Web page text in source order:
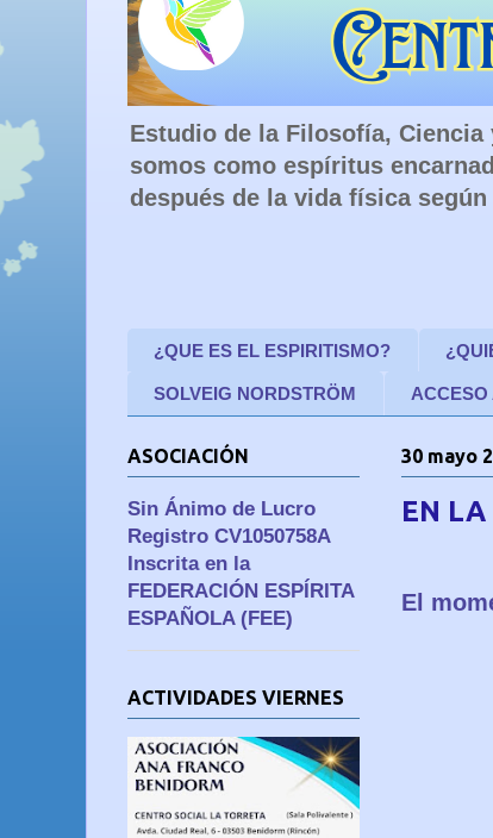
Estudio de la Filosofía,
somos como espíritus
después de la vida física
¿QUE ES EL ESPIRITISMO?
SOLVEIG NORDSTRÖM ACCESO
30 mayo
EN
El
ASOCIACIÓN
Sin Ánimo de Lucro
Registro CV1050758A
Inscrita en la
FEDERACIÓN ESPÍRITA
ESPAÑOLA (FEE)
ACTIVIDADES VIERNES